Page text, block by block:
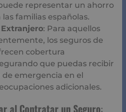
representar un ahorro
familias españolas.
: Para aquellos
los seguros de
cobertura
que puedas recibir
emergencia en el
adicionales.
al Contratar un Seguro: